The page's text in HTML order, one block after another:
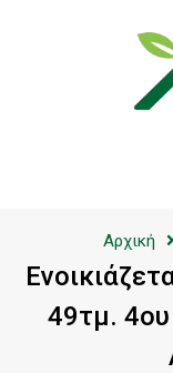
Αρχική
49τμ.